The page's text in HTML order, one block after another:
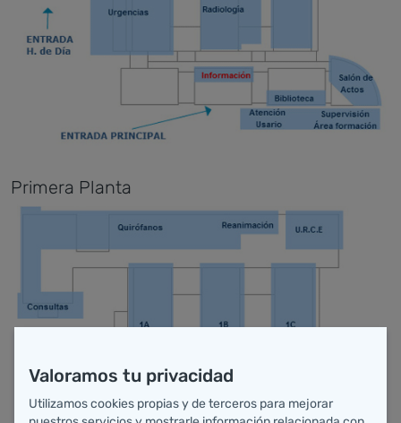
Primera Planta
Valoramos tu privacidad
Utilizamos cookies propias y de terceros para mejorar